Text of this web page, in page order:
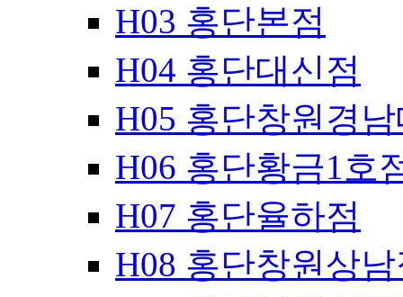
H03 홍단본점
H04 홍단대신점
H05 홍단창원경
H06 홍단황금1호
H07 홍단율하점
H08 홍단창원상